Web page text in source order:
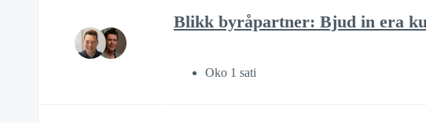
Blikk byråpartner: Bjud in era
Oko 1 sati